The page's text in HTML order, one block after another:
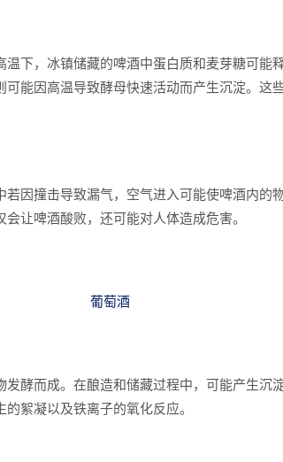
下，冰镇储藏的啤酒中蛋白质和麦芽糖可能
能因高温导致酵母快速活动而产生沉淀。这
因撞击导致漏气，空气进入可能使啤酒内的
让啤酒酸败，还可能对人体造成危害。
葡萄酒
酵而成。在酿造和储藏过程中，可能产生沉
絮凝以及铁离子的氧化反应。